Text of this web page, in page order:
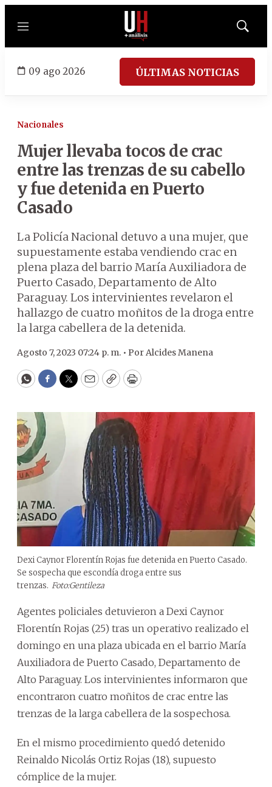
Menú
Mostrar
09 ago 2026 ÚLTIMAS NOTICIAS
Nacionales
Mujer llevaba tocos de crac
entre las trenzas de su cabello
y fue detenida en Puerto
Casado
La Policía Nacional detuvo a una mujer, que
supuestamente estaba vendiendo crac en
plena plaza del barrio María Auxiliadora de
Puerto Casado, Departamento de Alto
Paraguay. Los intervinientes revelaron el
hallazgo de cuatro moñitos de la droga entre
la larga cabellera de la detenida.
Agosto 7, 2023 07:24 p. m. • PorAlcides Manena
WhatsApp
Facebook
Twitter
EmailCopyPrint
Dexi Caynor Florentín Rojas fue detenida en Puerto Casado.
Se sospecha que escondía droga entre sus
trenzas. Foto:Gentileza
Agentes policiales detuvieron a Dexi Caynor
Florentín Rojas (25) tras un operativo realizado el
domingo en una plaza ubicada en el barrio María
Auxiliadora de Puerto Casado, Departamento de
Alto Paraguay. Los intervinientes informaron que
encontraron cuatro moñitos de crac entre las
trenzas de la larga cabellera de la sospechosa.
En el mismo procedimiento quedó detenido
Reinaldo Nicolás Ortiz Rojas (18), supuesto
cómplice de la mujer.